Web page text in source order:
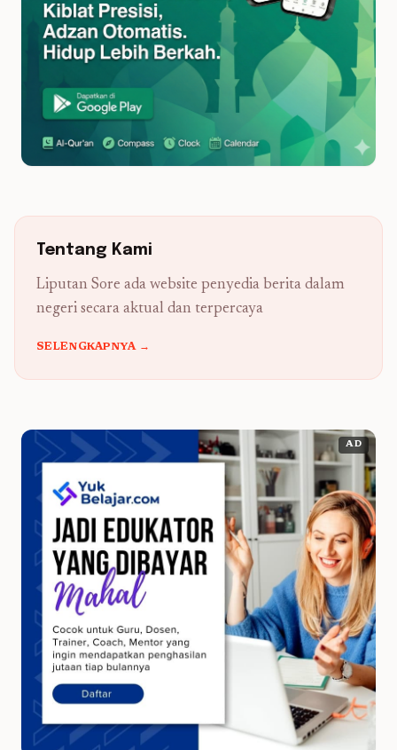
Tentang Kami
Liputan Sore ada website penyedia berita dalam
negeri secara aktual dan terpercaya
SELENGKAPNYA →
AD